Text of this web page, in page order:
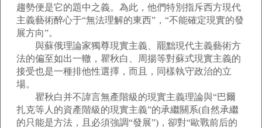
趨勢便是它的題中之義。為此，他們特別指斥西方現代
主義藝術醉心于“無法理解的東西”，“不能確定現實的發
展方向”。
與蘇俄理論家獨尊現實主義、罷黜現代主義藝術方
法的偏至如出一轍，瞿秋白、周揚等對蘇式現實主義的
接受也是一種排他性選擇，而且，同樣執守政治的立
場。
瞿秋白并不諱言無產階級的現實主義理論與“巴爾
扎克等人的資產階級的現實主義”的承繼關系(自然承繼
的只能是方法，且必須強調“發展”)，卻對“歐戰前后的